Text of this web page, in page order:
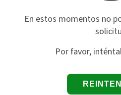
En estos momentos no
Por favor,